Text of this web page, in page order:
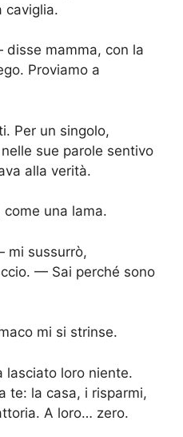
caviglia.
mamma, con la
Proviamo a
Per un singolo,
sue parole sentivo
alla verità.
una lama.
sussurrò,
— Sai perché sono
mi si strinse.
loro niente.
te: la casa, i risparmi,
A loro… zero.